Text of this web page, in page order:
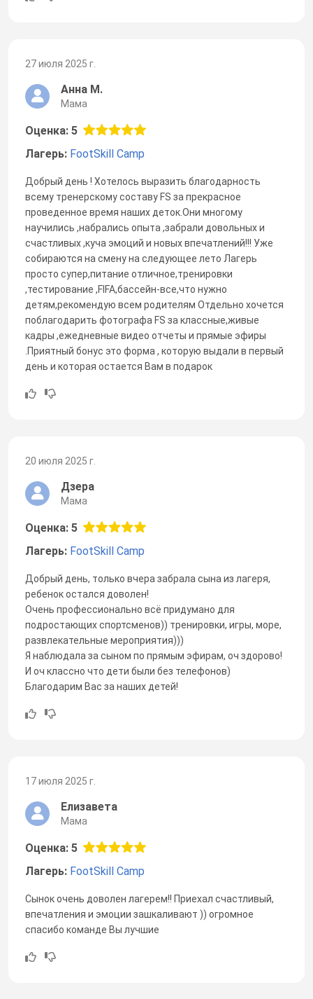
27 июля 2025 г.
Анна М.
Мама
Оценка: 5
Лагерь: FootSkill Camp
Добрый день ! Хотелось выразить благодарность
всему тренерскому составу FS за прекрасное
проведенное время наших деток.Они многому
научились ,набрались опыта ,забрали довольных и
счастливых ,куча эмоций и новых впечатлений!!! Уже
собираются на смену на следующее лето Лагерь
просто супер,питание отличное,тренировки
,тестирование ,FIFA,бассейн-все,что нужно
детям,рекомендую всем родителям Отдельно хочется
поблагодарить фотографа FS за классные,живые
кадры ,ежедневные видео отчеты и прямые эфиры
.Приятный бонус это форма , которую выдали в первый
день и которая остается Вам в подарок
20 июля 2025 г.
Дзера
Мама
Оценка: 5
Лагерь: FootSkill Camp
Добрый день, только вчера забрала сына из лагеря,
ребенок остался доволен!
Очень профессионально всё придумано для
подростающих спортсменов)) тренировки, игры, море,
развлекательные мероприятия)))
Я наблюдала за сыном по прямым эфирам, оч здорово!
И оч классно что дети были без телефонов)
Благодарим Вас за наших детей!
17 июля 2025 г.
Елизавета
Мама
Оценка: 5
Лагерь: FootSkill Camp
Сынок очень доволен лагерем!! Приехал счастливый,
впечатления и эмоции зашкаливают )) огромное
спасибо команде Вы лучшие